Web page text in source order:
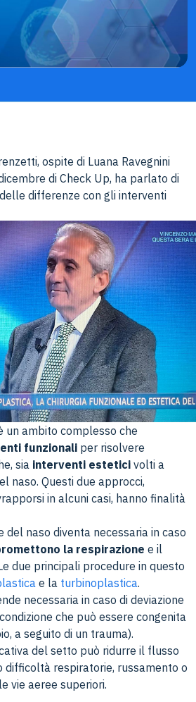
ospite di Luana Ravegnini
di Check Up, ha parlato di
differenze con gli interventi
un ambito complesso che
funzionali per risolvere
sia interventi estetici volti a
naso. Questi due approcci,
in alcuni casi, hanno finalità
del naso diventa necessaria in caso
la respirazione e il
due principali procedure in questo
e la turbinoplastica.
necessaria in caso di deviazione
che può essere congenita
a seguito di un trauma).
del setto può ridurre il flusso
difficoltà respiratorie, russamento o
vie aeree superiori.